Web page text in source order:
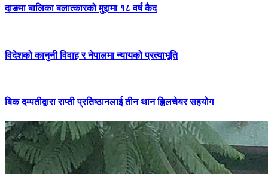
दाङमा बालिका बलात्कारको मुद्दामा १८ वर्ष कैद
विदेशको कानुनी विवाह र नेपालमा न्यायको प्रत्याभूति
बिक दम्पतीद्वारा राप्ती प्रतिष्ठानलाई तीन थान ह्विलचेयर सहयोग